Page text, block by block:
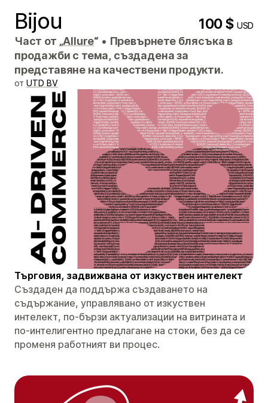
Bijou 100 $USD
Част от „Allure“ • Превърнете блясъка в
продажби с тема, създадена за
представяне на качествени продукти.
от UTD BV
Търговия, задвижвана от изкуствен интелект
Създаден да поддържа създаването на
съдържание, управлявано от изкуствен
интелект, по-бързи актуализации на витрината и
по-интелигентно предлагане на стоки, без да се
променя работният ви процес.